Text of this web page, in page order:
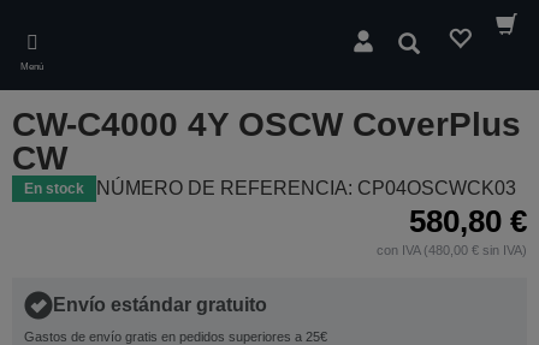
main
content
Menú
Buscar
CW-C4000 4Y OSCW CoverPlus
CW
En stock NÚMERO DE REFERENCIA: CP04OSCWCK03
580,80 €
con IVA (480,00 € sin IVA)
Envío estándar gratuito
Gastos de envío gratis en pedidos superiores a 25€